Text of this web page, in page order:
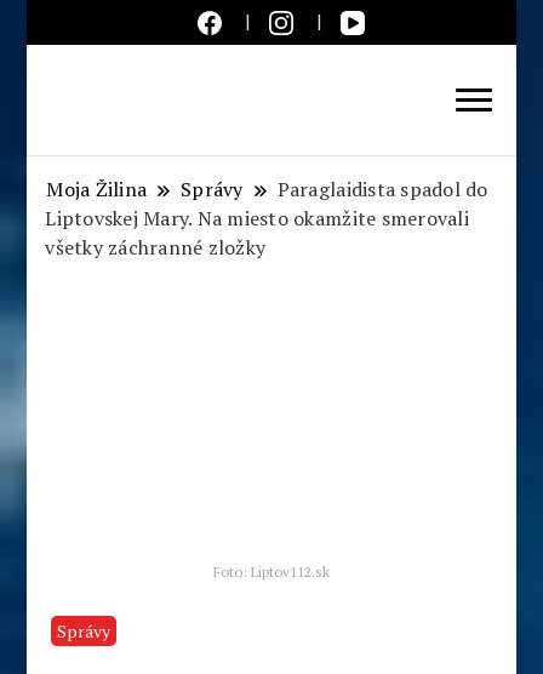
Slovensko
Moja Žilina Správy
Paraglaidista spadol do
Liptovskej Mary. Na miesto okamžite smerovali
všetky záchranné zložky
Foto: Liptov112.sk
Správy